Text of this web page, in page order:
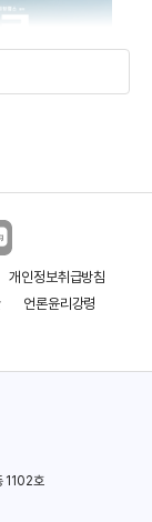
의 마지막 날
개인정보취급방침
언론윤리강령
1102호